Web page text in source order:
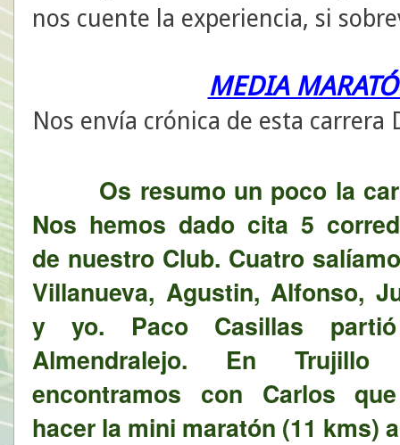
nos cuente la experiencia, si
MEDIA
Nos envía crónica de esta carrera
Os resumo un poco la
Nos hemos dado cita 5
de nuestro Club. Cuatro
Villanueva, Agustin, Alfonso,
y yo. Paco Casillas
Almendralejo. En Trujillo
encontramos con Carlos
hacer la mini maratón (11 kms)